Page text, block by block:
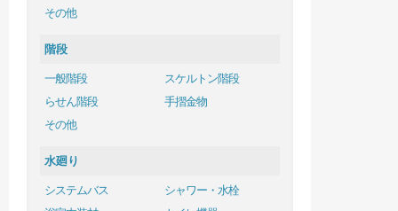
その他
階段
一般階段
スケルトン階段
らせん階段
手摺金物
その他
水廻り
システムバス
シャワー・水栓